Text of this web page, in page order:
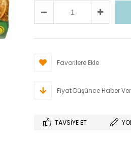
Favorilere Ekle
Fiyat Düşünce Haber Ver
TAVSIYE ET